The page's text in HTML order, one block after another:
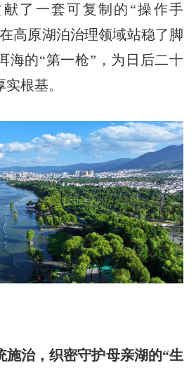
了一套可复制的“操作手
高原湖泊治理领域站稳了脚
海的“第一枪”，为日后二十
根基。
施治，织密守护母亲湖的“生